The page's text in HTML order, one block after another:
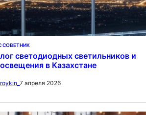
СОВЕТНИК
светодиодных светильников и
в Казахстане
7 апреля 2026